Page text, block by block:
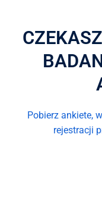
Pobierz ankiete,
rejestracji